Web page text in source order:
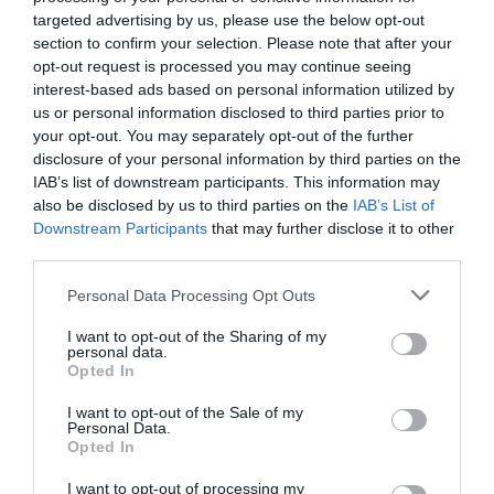
targeted advertising by us, please use the below opt-out
section to confirm your selection. Please note that after your
opt-out request is processed you may continue seeing
interest-based ads based on personal information utilized by
us or personal information disclosed to third parties prior to
your opt-out. You may separately opt-out of the further
disclosure of your personal information by third parties on the
IAB’s list of downstream participants. This information may
also be disclosed by us to third parties on the IAB’s List of
Downstream Participants that may further disclose it to other
Please note that this website/app uses one or more Google
not limited to your visit or usage behaviour. You may click to
grant or deny consent to Google and its third-party tags to
use your data for below specified purposes in below Google
consent section.
Personal Data Processing Opt Outs
I want to opt-out of the Sharing of my
personal data.
Opted In
I want to opt-out of the Sale of my
Personal Data.
Opted In
I want to opt-out of processing my
ΕΥΒΟΙΑ
ΖΕΣΤΗ ΝΕΑ ΣΚΟΝΗ
ΡΟΗ ΕΙΔΗΣΕΩΝ
Νότια Εύβοια: Μεγάλο Beach Party
σήμερα στη Γαλάζια Λίμνη! Εσύ θα
λείπεις;
09.08.2026 | 09:00
Εορτολόγιο: Ποιοι γιορτάζουν
σήμερα, Κυριακή 9 Αυγούστου
Καιρός: Καύσωνας και πολλά
μποφόρ σήμερα στην Εύβοια
«Κόκκινος» συναγερμός σήμερα
στην Εύβοια – Τι απαγορεύεται